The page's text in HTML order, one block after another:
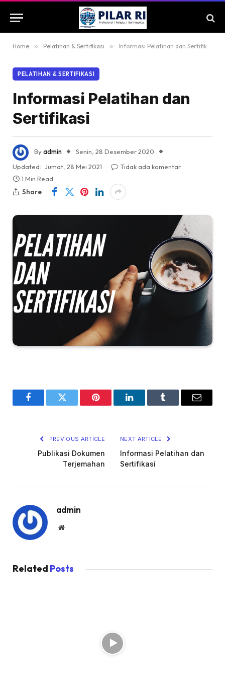
Home » Pelatihan & Sertifikasi » Informasi Pelatihan dan Sertifikasi
PELATIHAN & SERTIFIKASI
Informasi Pelatihan dan
Sertifikasi
Byadmin
Senin, 28 Desember 2020
Updated: Jumat, 28 Mei 2021
Tidak ada komentar
1 Min Read
Share
FacebookTwitter Pinterest LinkedInTumblr Email
PREVIOUS ARTICLE
Publikasi Dokumen
Terjemahan
NEXT ARTICLE
Informasi Pelatihan dan
Sertifikasi
admin
Website
Related Posts